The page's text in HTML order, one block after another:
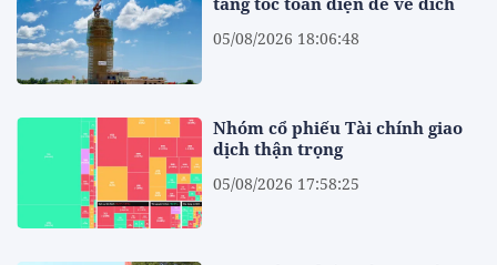
05/08/2026 18:06:48
Nhóm cổ phiếu Tài chính giao
dịch thận trọng
05/08/2026 17:58:25